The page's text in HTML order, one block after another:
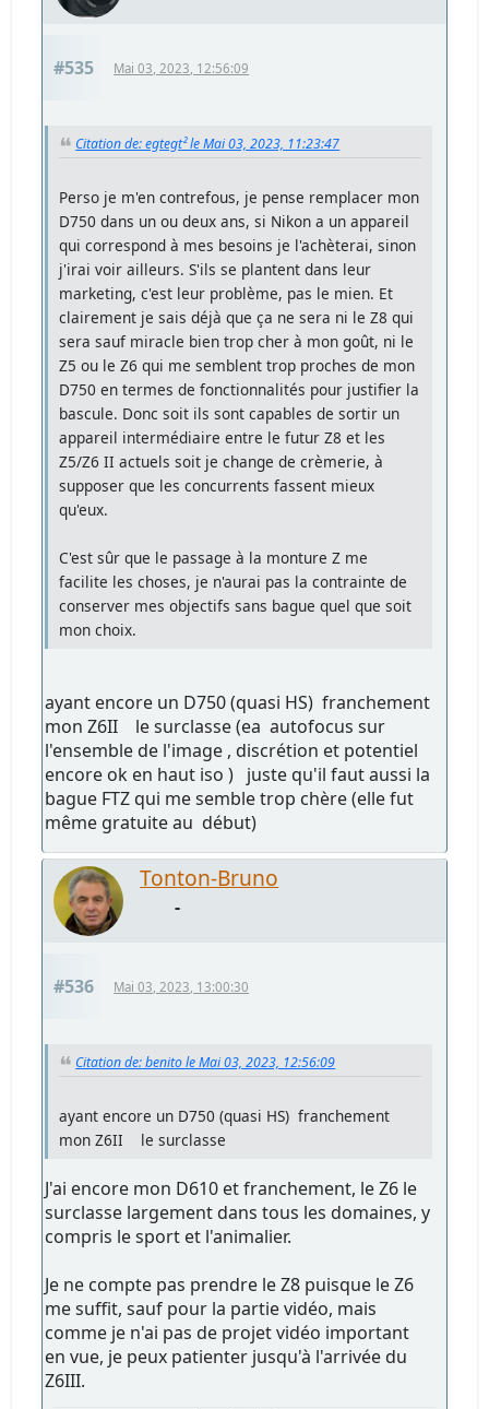
#535 Mai 03, 2023, 12:56:09
Citation de: egtegt² le Mai 03, 2023, 11:23:47
Perso je m'en contrefous, je pense remplacer mon
D750 dans un ou deux ans, si Nikon a un appareil
qui correspond à mes besoins je l'achèterai, sinon
j'irai voir ailleurs. S'ils se plantent dans leur
marketing, c'est leur problème, pas le mien. Et
clairement je sais déjà que ça ne sera ni le Z8 qui
sera sauf miracle bien trop cher à mon goût, ni le
Z5 ou le Z6 qui me semblent trop proches de mon
D750 en termes de fonctionnalités pour justifier la
bascule. Donc soit ils sont capables de sortir un
appareil intermédiaire entre le futur Z8 et les
Z5/Z6 II actuels soit je change de crèmerie, à
supposer que les concurrents fassent mieux
qu'eux.
C'est sûr que le passage à la monture Z me
facilite les choses, je n'aurai pas la contrainte de
conserver mes objectifs sans bague quel que soit
mon choix.
ayant encore un D750 (quasi HS) franchement
mon Z6II le surclasse (ea autofocus sur
l'ensemble de l'image , discrétion et potentiel
encore ok en haut iso ) juste qu'il faut aussi la
bague FTZ qui me semble trop chère (elle fut
même gratuite au début)
Tonton-Bruno
-
#536 Mai 03, 2023, 13:00:30
Citation de: benito le Mai 03, 2023, 12:56:09
ayant encore un D750 (quasi HS) franchement
mon Z6II le surclasse
J'ai encore mon D610 et franchement, le Z6 le
surclasse largement dans tous les domaines, y
compris le sport et l'animalier.
Je ne compte pas prendre le Z8 puisque le Z6
me suffit, sauf pour la partie vidéo, mais
comme je n'ai pas de projet vidéo important
en vue, je peux patienter jusqu'à l'arrivée du
Z6III.